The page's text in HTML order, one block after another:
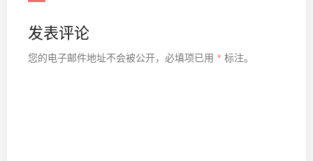
发表评论
您的电子邮件地址不会被公开， 必填项已用 * 标注。